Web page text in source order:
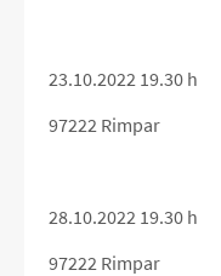
23.10.2022 19.30 h
97222 Rimpar
28.10.2022 19.30 h
97222 Rimpar